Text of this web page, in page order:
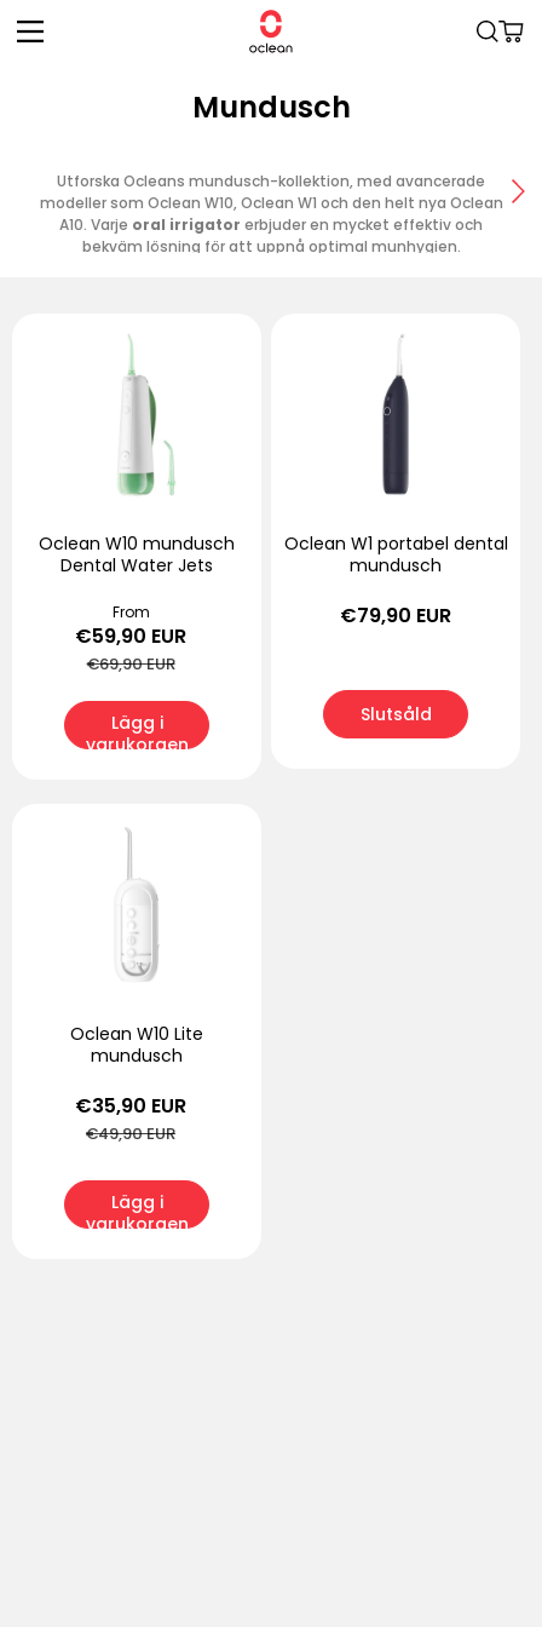
vidare
till
Mundusch
Utforska Ocleans mundusch-kollektion, med avancerade
modeller som Oclean W10, Oclean W1 och den helt nya Oclean
A10. Varje oral irrigator erbjuder en mycket effektiv och
bekväm lösning för att uppnå optimal munhygien.
Oclean W10 mundusch
Dental Water Jets
Försäljningspris
From
€59,90 EUR
€69,90 EUR
Lägg i
varukorgen
Oclean W1 portabel dental
mundusch
Ordinarie
€79,90 EUR
Slutsåld
Oclean W10 Lite
mundusch
Försäljningspris
€35,90 EUR
€49,90 EUR
Lägg i
varukorgen